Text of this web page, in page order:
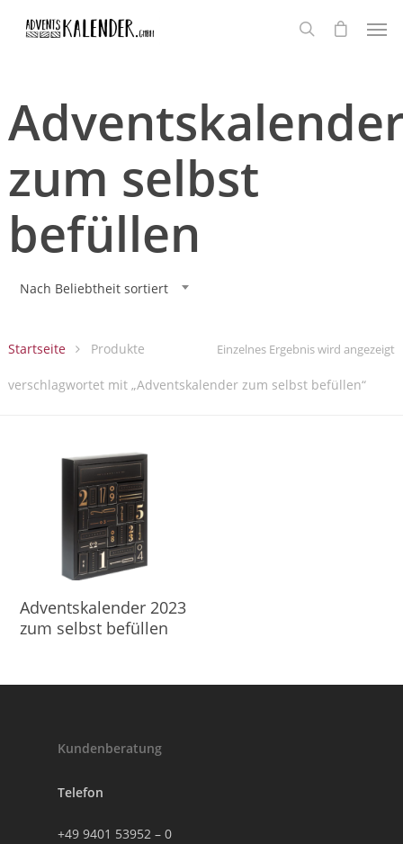
zum selbst
befüllen
Nach Beliebtheit sortiert
Einzelnes Ergebnis wird angezeigt
Startseite Produkte
verschlagwortet mit „Adventskalender zum selbst befüllen“
Adventskalender 2023
zum selbst befüllen
Kundenberatung
Telefon
+49 9401 53952 – 0